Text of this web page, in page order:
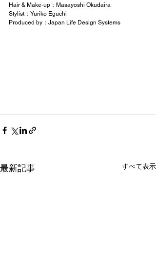
Hair & Make-up：Masayoshi Okudaira﻿
Stylist：Yuriko Eguchi﻿
Produced by：Japan Life Design Systems﻿
最新記事 すべて表示